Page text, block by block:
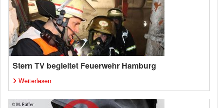
Stern TV begleitet Feuerwehr Hamburg
Weiterlesen